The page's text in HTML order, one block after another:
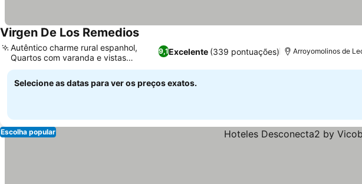
Virgen De Los RemediosVer preços
9,1Excelente (339 pontuações)
Autêntico charme rural espanhol,
Quartos com varanda e vistas
panorâmicas
Arroyomolinos de
Selecione as datas para ver os preços exatos.
Escolha popular